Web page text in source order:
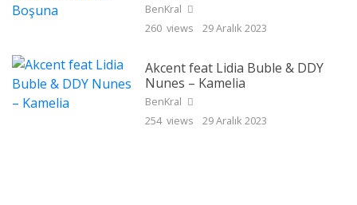
BenKral
260 views
29 Aralık 2023
Akcent feat Lidia Buble & DDY
Nunes – Kamelia
BenKral
254 views
29 Aralık 2023